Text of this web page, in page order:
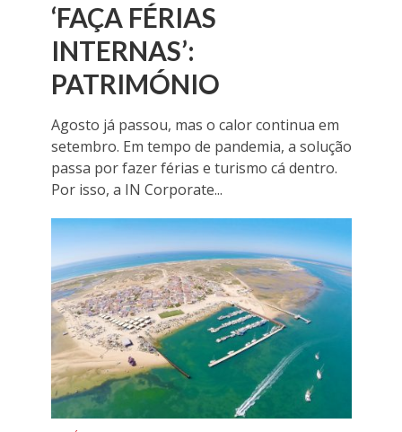
‘FAÇA FÉRIAS
INTERNAS’:
PATRIMÓNIO
Agosto já passou, mas o calor continua em
setembro. Em tempo de pandemia, a solução
passa por fazer férias e turismo cá dentro.
Por isso, a IN Corporate...